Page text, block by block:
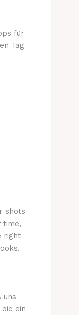
für
Tag
shots
time,
right
uns
ein